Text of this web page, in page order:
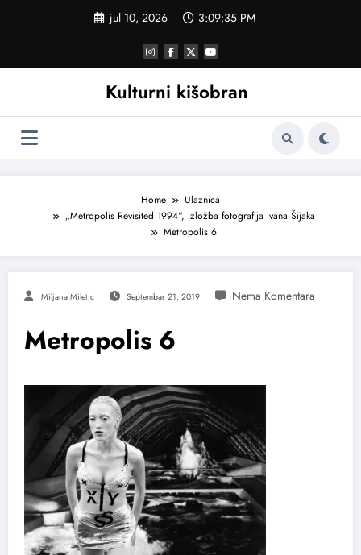
jul 10, 2026 3:09:36 PM
Kulturni kišobran
Home
Ulaznica
„Metropolis Revisited 1994“, izložba fotografija Ivana Šijaka
Metropolis 6
Miljana Miletic Septembar 21, 2019
Metropolis 6